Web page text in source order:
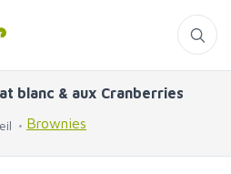
blanc & aux Cranberries
Brownies